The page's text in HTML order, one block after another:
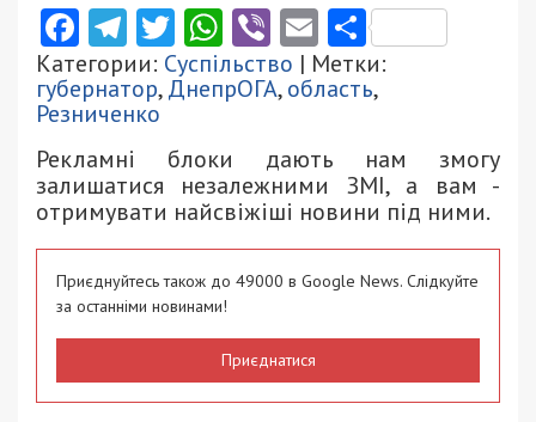
Facebook
Telegram
Twitter
WhatsApp
ViberEmail
Категории: Суспільство | Метки:
губернатор,ДнепрОГА,область,
Резниченко
Рекламні блоки дають нам змогу
залишатися незалежними ЗМІ, а вам -
отримувати найсвіжіші новини під ними.
Приєднуйтесь також до 49000 в Google News. Слідкуйте
за останніми новинами!
Приєднатися